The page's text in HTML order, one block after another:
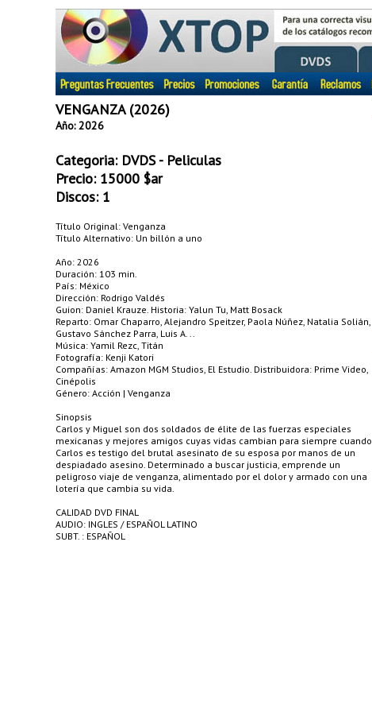
VENGANZA (2026)
Año: 2026
Categoria: DVDS - Peliculas
Precio: 15000 $ar
Discos: 1
Título Original: Venganza
Título Alternativo: Un billón a uno
Año: 2026
Duración: 103 min.
País: México
Dirección: Rodrigo Valdés
Guion: Daniel Krauze. Historia: Yalun Tu, Matt Bosack
Reparto: Omar Chaparro, Alejandro Speitzer, Paola Núñez, Natalia Solián,
Gustavo Sánchez Parra, Luis A. ..
Música: Yamil Rezc, Titán
Fotografía: Kenji Katori
Compañías: Amazon MGM Studios, El Estudio. Distribuidora: Prime Video,
Cinépolis
Género: Acción | Venganza
Sinopsis
Carlos y Miguel son dos soldados de élite de las fuerzas especiales
mexicanas y mejores amigos cuyas vidas cambian para siempre cuando
Carlos es testigo del brutal asesinato de su esposa por manos de un
despiadado asesino. Determinado a buscar justicia, emprende un
peligroso viaje de venganza, alimentado por el dolor y armado con una
lotería que cambia su vida.
CALIDAD DVD FINAL
AUDIO: INGLES / ESPAÑOL LATINO
SUBT. : ESPAÑOL